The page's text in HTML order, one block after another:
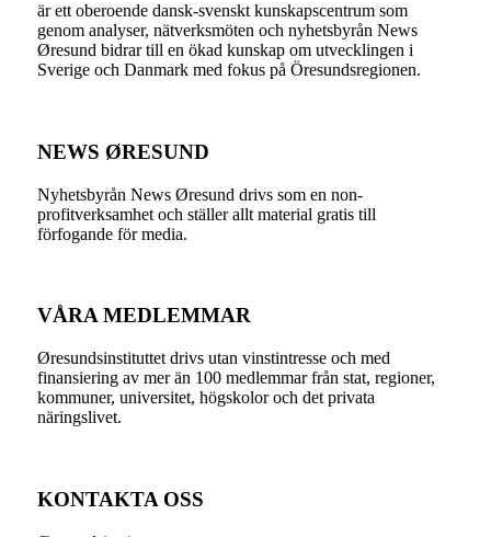
är ett oberoende dansk-svenskt kunskapscentrum som
genom analyser, nätverksmöten och nyhetsbyrån News
Øresund bidrar till en ökad kunskap om utvecklingen i
Sverige och Danmark med fokus på Öresundsregionen.
NEWS ØRESUND
Nyhetsbyrån News Øresund drivs som en non-
profitverksamhet och ställer allt material gratis till
förfogande för media.
VÅRA MEDLEMMAR
Øresundsinstituttet drivs utan vinst­intresse och med
finansiering av mer än 100 medlemmar från stat, regioner,
kommuner, universitet, högskolor och det privata
näringslivet.
KONTAKTA OSS